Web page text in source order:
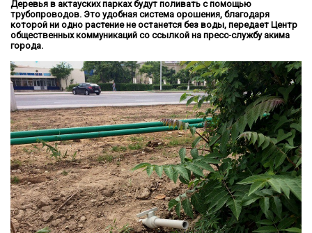
Деревья в актауских парках будут поливать с помощью
трубопроводов. Это удобная система орошения, благодаря
которой ни одно растение не останется без воды, передает Центр
общественных коммуникаций со ссылкой на пресс-службу акима
города.